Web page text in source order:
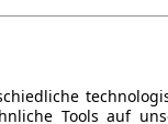
Tools auf